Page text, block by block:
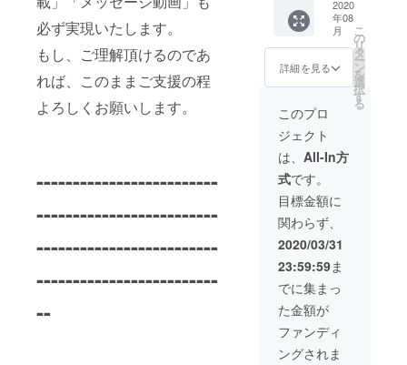
必ず実現いたします。
もし、ご理解頂けるのであ
れば、このままご支援の程
よろしくお願いします。
-------------------------
-------------------------
-------------------------
-------------------------
--
のフル
ネーム
を記載
致しま
す。 ※
の住所
のみ対
応致し
ます。
テッ
カー ・
オリジ
ナルT
シャツ
（白ま
たは
黒） ・
海外で
撮影し
た"あな
た専
用”オリ
ジナル
メッ
セージ
動画 ※
備考欄
にクレ
ジット
記載名
を入力
してく
ださ
い。指
2020
年08
月
詳細を見る
こ
の
リ
タ
ー
ン
を
選
択
す
る
このプロ
ジェクト
は、 All-In方
式です。
目標金額に
関わらず、
2020/03/31
23:59:59ま
でに集まっ
た金額が
ファンディ
ングされま